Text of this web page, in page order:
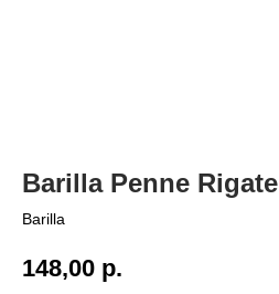
Barilla Penne Rigate
Barilla
148,00 р.